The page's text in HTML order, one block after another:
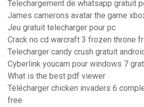
Telechargement de whatsapp gratuit
James camerons avatar the game
Jeu gratuit telecharger pour pc
Crack no cd warcraft 3 frozen throne fr
Telecharger candy crush gratuit
Cyberlink youcam pour windows 7
What is the best pdf viewer
Télécharger chicken invaders 6
free